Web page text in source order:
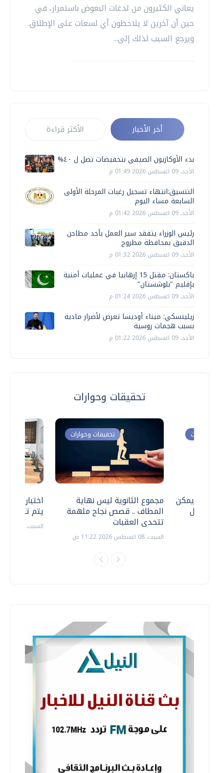
يعاني الكثيرون من لدغات البعوض باستمرار، في
حين أن آخرين لا يلاحظون أي لسعات على الإطلاق.
ويرجع السبب لذلك إلى...
أخر الأخبار الأكثر قراءة
بدء الأوكازيون الصيفي بتخفيضات تصل ل ٤٠%
الأحد، 09 اغسطس 2026 01:49 م
التنسيق:انتهاء تسجيل رغبات المرحلة الأولى
السابعة مساء اليوم
الأحد، 09 اغسطس 2026 01:42 م
رئيس الوزراء يتفقد سير العمل بأحد مطاحن
الدقيق بمحافظة مطروح
الأحد، 09 اغسطس 2026 01:32 م
باكستان: مقتل 15 إرهابيا في عمليات أمنية
بإقليم "بلوشستان"
الأحد، 09 اغسطس 2026 01:24 م
زيلينسكي: ميناء أوديسا تعرض لأضرار مادية
بسبب هجمات روسية
الأحد، 09 اغسطس 2026 01:22 م
تحقيقات وحوارات
اختبارات
يتم
السبت، 18 يوليو 2026 09:22 ص
تحقيقات وحوارات
مجموع الثانوية ليس نهاية
المطاف .. قصص نجاح ملهمة
تتحدى العقبات
السبت، 08 اغسطس 2026 11:22 ص
وحوارات
.. هل يمكن
نتعامل